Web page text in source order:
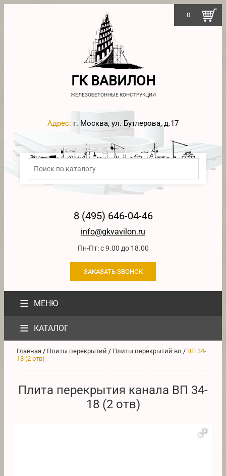
ГК ВАВИЛОН
ЖЕЛЕЗОБЕТОННЫЕ КОНСТРУКЦИИ
Адрес: г. Москва, ул. Бутлерова, д.17
8 (495) 646-04-46
info@gkvavilon.ru
Пн-Пт: с 9.00 до 18.00
ЗАКАЗАТЬ ЗВОНОК
≡ МЕНЮ
0
≡ КАТАЛОГ
Главная / Плиты перекрытий / Плиты перекрытий вп / ВП 34-
18 (2 отв)
Плита перекрытия канала ВП 34-
18 (2 отв)